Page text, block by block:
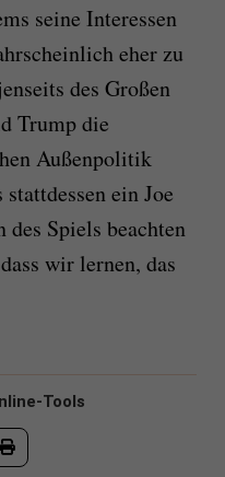
seine Interessen
eher zu
des Großen
Trump die
Außenpolitik
ein Joe
Spiels beachten
wir lernen, das
Tools